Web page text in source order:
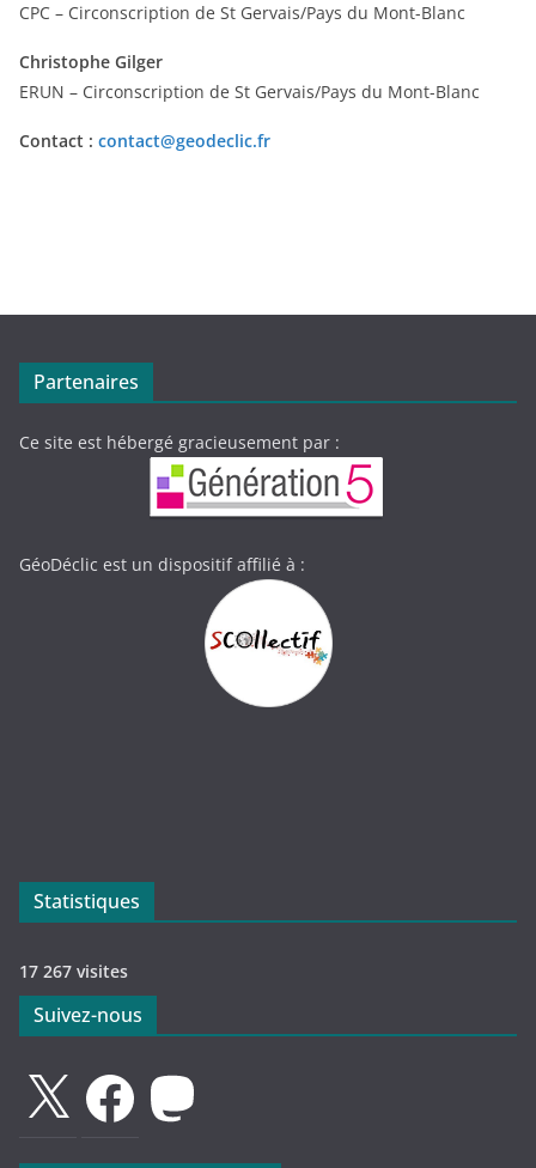
CPC – Circonscription de St Gervais/Pays du Mont-Blanc
Christophe Gilger
ERUN – Circonscription de St Gervais/Pays du Mont-Blanc
Contact : contact@geodeclic.fr
Partenaires
Ce site est hébergé gracieusement par :
GéoDéclic est un dispositif affilié à :
Statistiques
17 267 visites
Suivez-nous
FacebookMastodon